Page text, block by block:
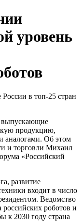
уровень
в топ-25 стран
выпускающие
продукцию,
аналогами. Об этом
и торговли Михаил
«Российский
развитие
входит в число
Ведомство
российских роботов и
к 2030 году страна